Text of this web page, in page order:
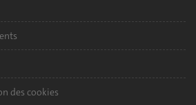
des cookies